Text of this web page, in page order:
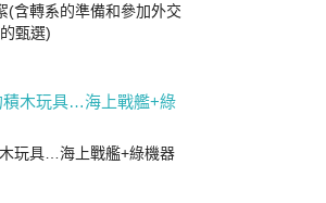
(含轉系的準備和參加外交
甄選)
玩具…海上戰艦+綠機器